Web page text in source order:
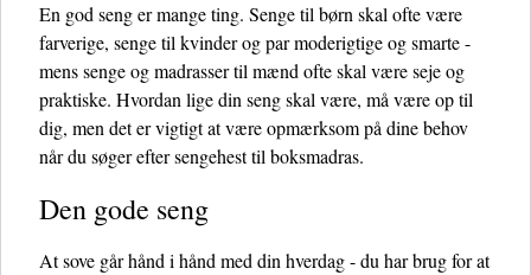
En god seng er mange ting. Senge til børn skal ofte være
farverige, senge til kvinder og par moderigtige og smarte -
mens senge og madrasser til mænd ofte skal være seje og
praktiske. Hvordan lige din seng skal være, må være op til
dig, men det er vigtigt at være opmærksom på dine behov
når du søger efter sengehest til boksmadras.
Den gode seng
At sove går hånd i hånd med din hverdag - du har brug for at